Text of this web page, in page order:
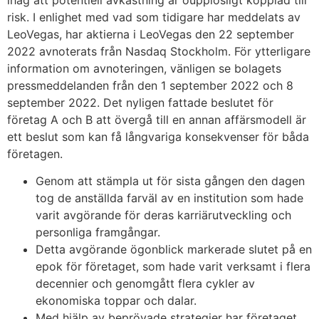
risk. I enlighet med vad som tidigare har meddelats av
LeoVegas, har aktierna i LeoVegas den 22 september
2022 avnoterats från Nasdaq Stockholm. För ytterligare
information om avnoteringen, vänligen se bolagets
pressmeddelanden från den 1 september 2022 och 8
september 2022. Det nyligen fattade beslutet för
företag A och B att övergå till en annan affärsmodell är
ett beslut som kan få långvariga konsekvenser för båda
företagen.
Genom att stämpla ut för sista gången den dagen
tog de anställda farväl av en institution som hade
varit avgörande för deras karriärutveckling och
personliga framgångar.
Detta avgörande ögonblick markerade slutet på en
epok för företaget, som hade varit verksamt i flera
decennier och genomgått flera cykler av
ekonomiska toppar och dalar.